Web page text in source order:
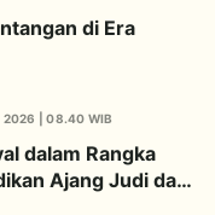
di Era
2026 | 08.40 WIB
dalam Rangka
Ajang Judi dan